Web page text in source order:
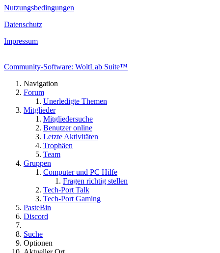
Nutzungsbedingungen
Datenschutz
Impressum
Community-Software: WoltLab Suite™
Navigation
Forum
Unerledigte Themen
Mitglieder
Mitgliedersuche
Benutzer online
Letzte Aktivitäten
Trophäen
Team
Gruppen
Computer und PC Hilfe
Fragen richtig stellen
Tech-Port Talk
Tech-Port Gaming
PasteBin
Discord
Suche
Optionen